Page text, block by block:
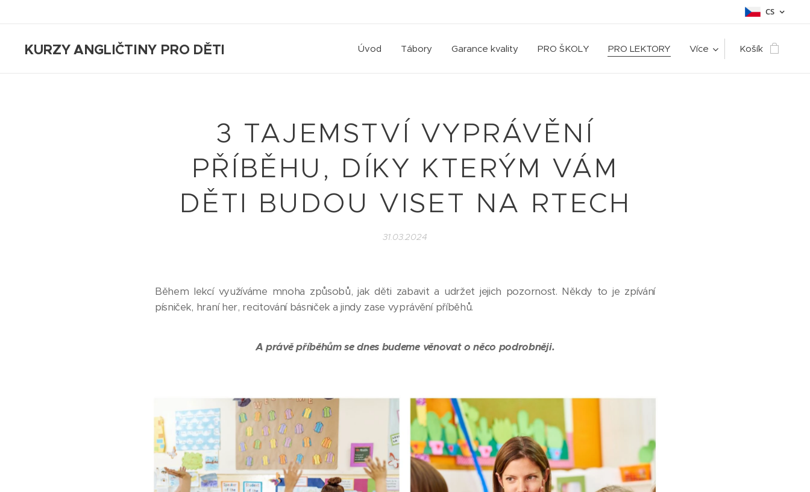
CS
KURZY ANGLIČTINY PRO DĚTI Úvod Tábory Garance kvality PRO ŠKOLY PRO LEKTORY Více Košík
3 TAJEMSTVÍ VYPRÁVĚNÍ
PŘÍBĚHU, DÍKY KTERÝM VÁM
DĚTI BUDOU VISET NA RTECH
31.03.2024
Během lekcí využíváme mnoha způsobů, jak děti zabavit a udržet jejich pozornost. Někdy to je zpívání
písniček, hraní her, recitování básniček a jindy zase vyprávění příběhů.
A právě příběhům se dnes budeme věnovat o něco podrobněji.